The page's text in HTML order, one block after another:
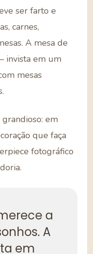
ser farto e
carnes,
A mesa de
invista em um
mesas
em
que faça
fotográfico
a
A
em